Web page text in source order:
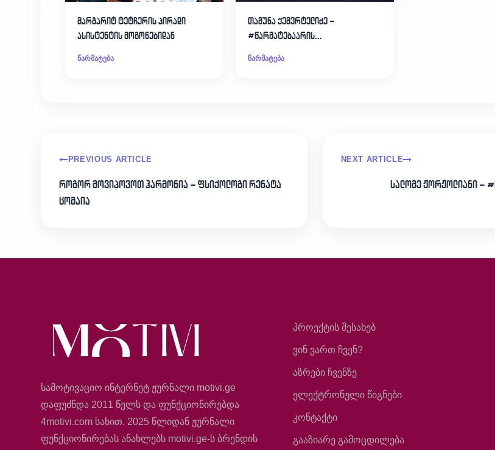
მარგარიტ ტეტჩერის პირადი
ასისტენტის მოგონებიდან
წარმატება
თამუნა ქემერტელიძე –
#წარმატებაარის…
წარმატება
PREVIOUS ARTICLE
როგორ მოვიპოვოთ ჰარმონია – ფსიქოლოგი რენატა
ცომაია
NEXT ARTICLE
სალომე ჟორჟოლიანი –
სამოტივაციო ინტერნეტ ჟურნალი motivi.ge
დაფუძნდა 2011 წელს და ფუნქციონირებდა
4motivi.com სახით. 2025 წლიდან ჟურნალი
ფუნქციონირებას ანახლებს motivi.ge-ს ბრენდის
პროექტის შესახებ
ვინ ვართ ჩვენ?
აზრები ჩვენზე
ელექტრონული წიგნები
კონტაქტი
გააზიარე გამოცდილება